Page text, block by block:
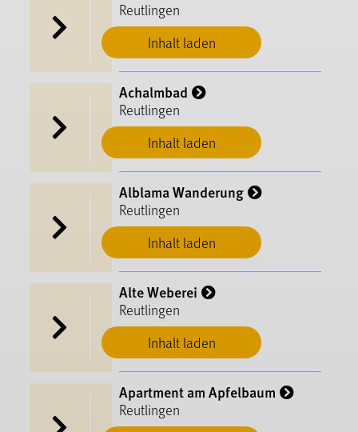
Inhalt laden
Reutlingen
Inhalt laden
Achalmbad
Reutlingen
Inhalt laden
Alblama Wanderung
Reutlingen
Inhalt laden
Alte Weberei
Reutlingen
Apartment am Apfelbaum
Reutlingen